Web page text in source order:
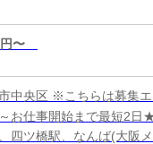
円〜
中央区 ※こちらは募集
お仕事開始まで最短2日
四ツ橋駅、なんば(大阪